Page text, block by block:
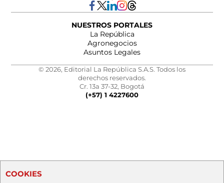
NUESTROS PORTALES
La República
Agronegocios
Asuntos Legales
© 2026, Editorial La República S.A.S. Todos los
derechos reservados.
Cr. 13a 37-32, Bogotá
(+57) 1 4227600
COOKIES